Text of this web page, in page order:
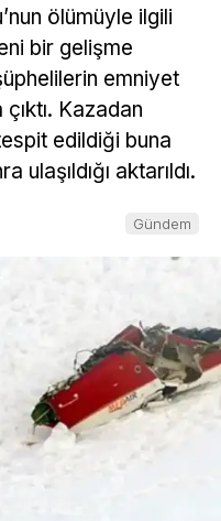
ölümüyle ilgili
bir gelişme
emniyet
Kazadan
edildiği buna
aktarıldı.
Gündem